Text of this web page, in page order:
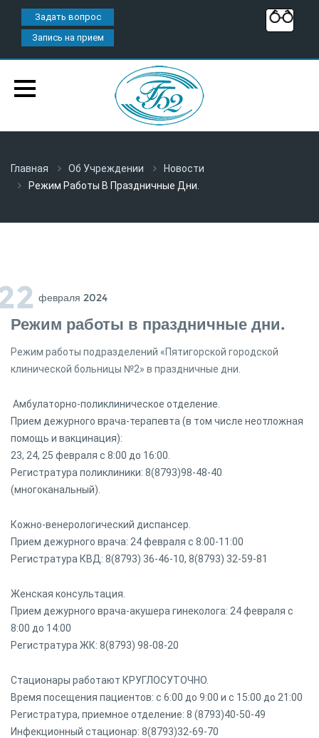
Задать вопрос
Запись на прием
Главная Об Учреждении
Новости
Режим Работы В Праздничные Дни.
Февраля 2024
Режим работы в праздничные дни.
Режим работы подразделений «Пятигорской городской
клинической больницы №2» в праздничные дни.
Амбулаторно-поликлиническое отделение.
Прием дежурного врача-терапевта (в том числе неотложная
помощь и вакцинация):
23, 24, 25 февраля с 8:00 до 16:00.
Регистратура поликлиники: 8(8793)98-48-40
(многоканальный).
Кожно-венерологический диспансер.
Прием дежурного врача: 24 февраля с 8:00-11:00
Регистратура КВД: 8(8793) 36-46-10, 8(8793) 32-59-81
Женская консультация.
Прием дежурного врача-акушера гинеколога: 24 февраля с
8:00 до 14:00
Регистратура ЖК: 8(8793) 98-08-20
Стационары работают КРУГЛОСУТОЧНО.
Время посещения пациентов: с 6:00 до 9:00 и с 15:00 до 21:00
Регистратура, приемное отделение: 8 (8793)40-50-49
Инфекционный стационар: 8(8793)32-69-70